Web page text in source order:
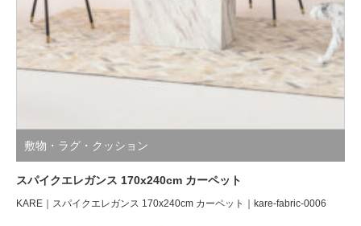
敷物・ラグ・クッション
スパイクエレガンス 170x240cm カーペット
KARE｜スパイクエレガンス 170x240cm カーペット｜kare-fabric-0006